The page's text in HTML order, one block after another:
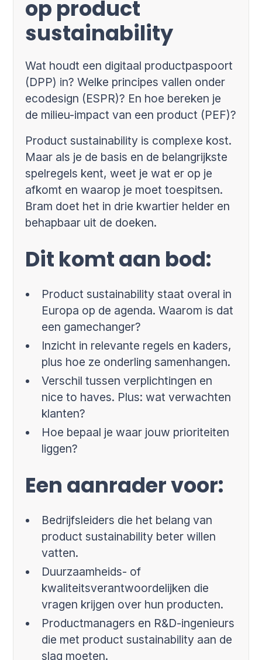
op product
sustainability
Wat houdt een digitaal productpaspoort
(DPP) in? Welke principes vallen onder
ecodesign (ESPR)? En hoe bereken je
de milieu-impact van een product (PEF)?
Product sustainability is complexe kost.
Maar als je de basis en de belangrijkste
spelregels kent, weet je wat er op je
afkomt en waarop je moet toespitsen.
Bram doet het in drie kwartier helder en
behapbaar uit de doeken.
Dit komt aan bod:
Product sustainability staat overal in
Europa op de agenda. Waarom is dat
een gamechanger?
Inzicht in relevante regels en kaders,
plus hoe ze onderling samenhangen.
Verschil tussen verplichtingen en
nice to haves. Plus: wat verwachten
klanten?
Hoe bepaal je waar jouw prioriteiten
liggen?
Een aanrader voor:
Bedrijfsleiders die het belang van
product sustainability beter willen
vatten.
Duurzaamheids- of
kwaliteitsverantwoordelijken die
vragen krijgen over hun producten.
Productmanagers en R&D-ingenieurs
die met product sustainability aan de
slag moeten.